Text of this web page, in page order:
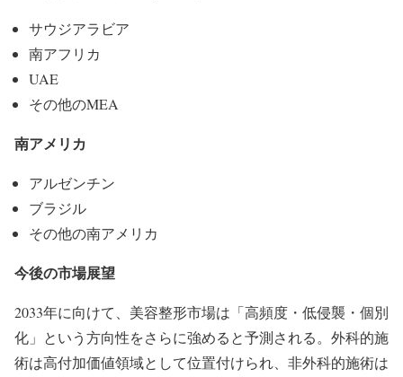
サウジアラビア
南アフリカ
UAE
その他のMEA
南アメリカ
アルゼンチン
ブラジル
その他の南アメリカ
今後の市場展望
2033年に向けて、美容整形市場は「高頻度・低侵襲・個別
化」という方向性をさらに強めると予測される。外科的施
術は高付加価値領域として位置付けられ、非外科的施術は